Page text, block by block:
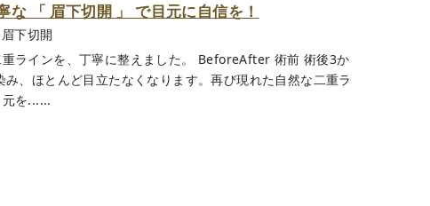
「 眉下切開 」 で目元に自信を！
眉下切開
ラインを、丁寧に整えました。 BeforeAfter 術前 術後3か
、ほとんど目立たなくなります。再び現れた自然な二重ラ
を......